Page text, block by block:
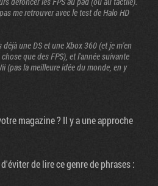
me retrouver avec le test de Halo HD
une DS et une Xbox 360 (et je m'en
que des FPS), et l'année suivante
(pas la meilleure idée du monde, en y
magazine ? Il y a une approche
de lire ce genre de phrases :